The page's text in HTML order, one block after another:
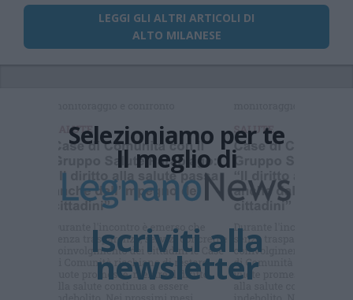
LEGGI GLI ALTRI ARTICOLI DI
ALTO MILANESE
Selezioniamo per te
Il meglio di
Iscriviti alla
newsletter